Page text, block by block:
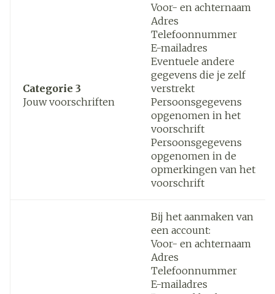
Categorie 3
Jouw voorschriften
Voor- en achternaam
Adres
Telefoonnummer
E-mailadres
Eventuele andere
gegevens die je zelf
verstrekt
Persoonsgegevens
opgenomen in het
voorschrift
Persoonsgegevens
opgenomen in de
opmerkingen van het
voorschrift
Bij het aanmaken van
een account:
Voor- en achternaam
Adres
Telefoonnummer
E-mailadres